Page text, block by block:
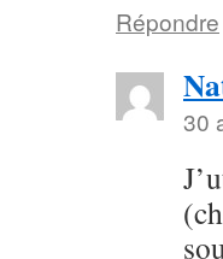
Répondre
30